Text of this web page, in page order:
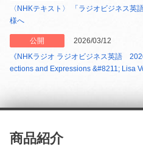
〈NHKテキスト〉 「ラジオビジネス英
様へ
公開
2026/03/12
《NHKラジオ ラジオビジネス英語
ections and Expressions &#8211; Lisa
商品紹介